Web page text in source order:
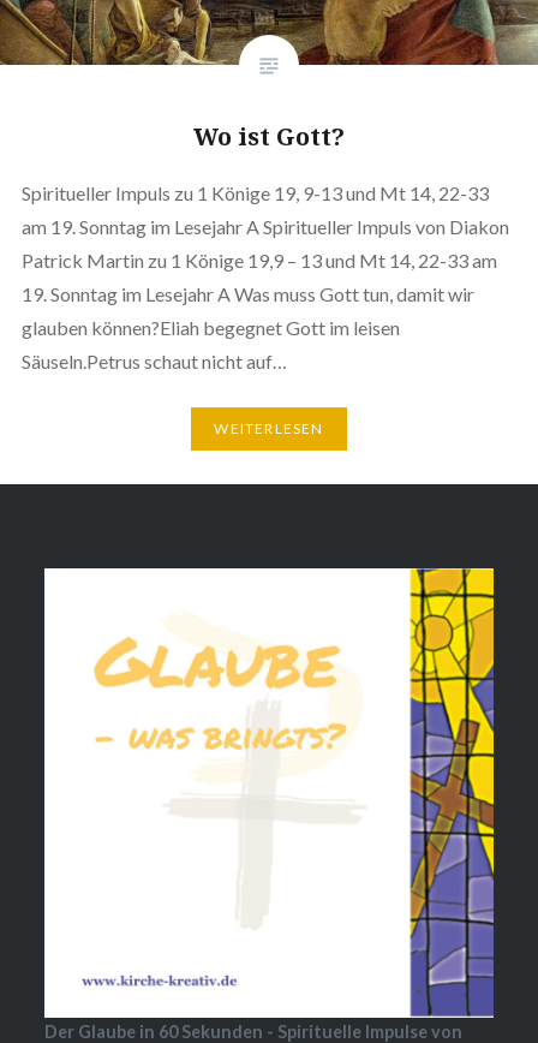
Wo ist Gott?
Spiritueller Impuls zu 1 Könige 19, 9-13 und Mt 14, 22-33
am 19. Sonntag im Lesejahr A Spiritueller Impuls von Diakon
Patrick Martin zu 1 Könige 19,9 – 13 und Mt 14, 22-33 am
19. Sonntag im Lesejahr A Was muss Gott tun, damit wir
glauben können?Eliah begegnet Gott im leisen
Säuseln.Petrus schaut nicht auf…
WEITERLESEN
Der Glaube in 60 Sekunden - Spirituelle Impulse von